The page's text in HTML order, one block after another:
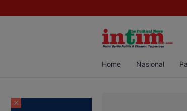
Sabu di Pangkalan Bun, Dua Pelaku Diamankan
Home Nasional